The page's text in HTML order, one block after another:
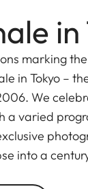
in
marking
in Tokyo –
We
a varied
into a